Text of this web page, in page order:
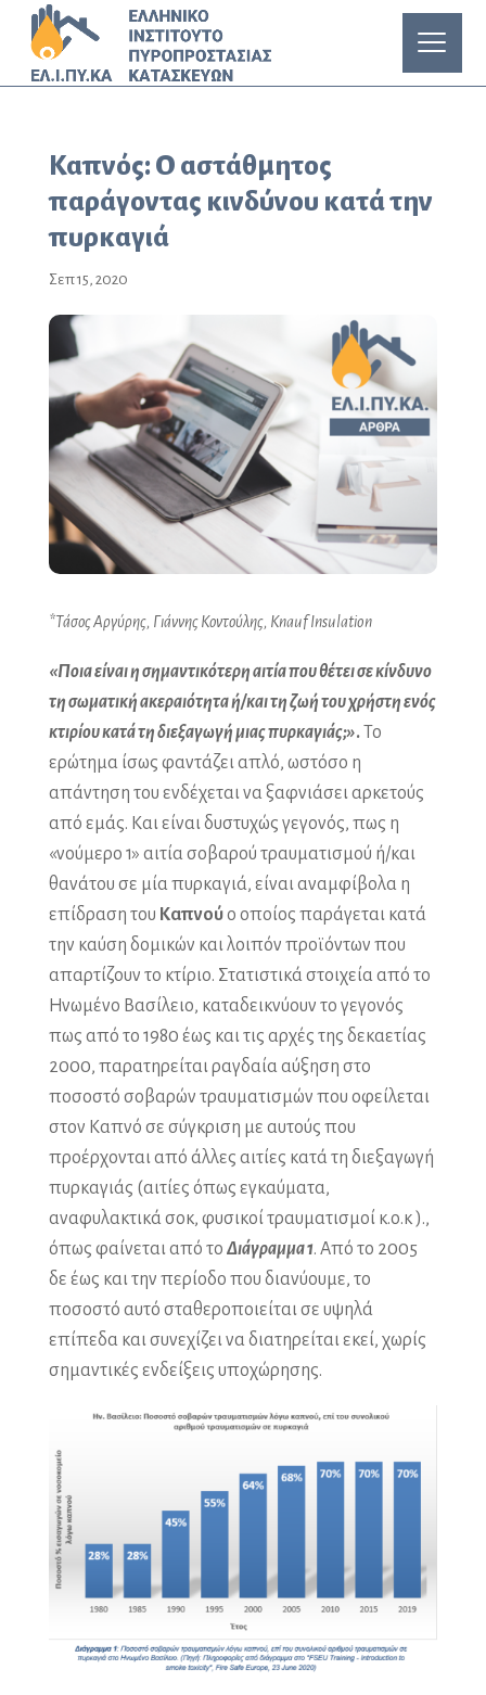
Καπνός: Ο αστάθμητος
παράγοντας κινδύνου κατά την
πυρκαγιά
Σεπ 15, 2020
*Τάσος Αργύρης, Γιάννης Κοντούλης, KnaufInsulation
«Ποια είναι η σημαντικότερη αιτία που θέτει σε κίνδυνο
τη σωματική ακεραιότητα ή/και τη ζωή του χρήστη ενός
κτιρίου κατά τη διεξαγωγή μιας πυρκαγιάς;».Το
ερώτημα ίσως φαντάζει απλό, ωστόσο η
απάντηση του ενδέχεται να ξαφνιάσει αρκετούς
από εμάς. Και είναι δυστυχώς γεγονός, πως η
«νούμερο 1» αιτία σοβαρού τραυματισμού ή/και
θανάτου σε μία πυρκαγιά, είναι αναμφίβολα η
επίδραση του Καπνούο οποίος παράγεται κατά
την καύση δομικών και λοιπόν προϊόντων που
απαρτίζουν το κτίριο. Στατιστικά στοιχεία από το
Ηνωμένο Βασίλειο, καταδεικνύουν το γεγονός
πως από το 1980 έως και τις αρχές της δεκαετίας
2000, παρατηρείται ραγδαία αύξηση στο
ποσοστό σοβαρών τραυματισμών που οφείλεται
στον Καπνό σε σύγκριση με αυτούς που
προέρχονται από άλλες αιτίες κατά τη διεξαγωγή
πυρκαγιάς (αιτίες όπως εγκαύματα,
αναφυλακτικά σοκ, φυσικοί τραυματισμοί κ.ο.κ ).,
όπως φαίνεται από το Διάγραμμα 1. Από το 2005
δε έως και την περίοδο που διανύουμε, το
ποσοστό αυτό σταθεροποιείται σε υψηλά
επίπεδα και συνεχίζει να διατηρείται εκεί, χωρίς
σημαντικές ενδείξεις υποχώρησης.